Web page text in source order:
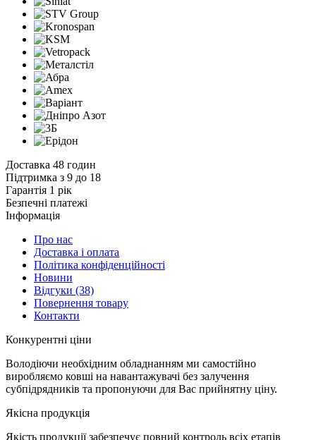
Доставка 48 годин
Підтримка з 9 до 18
Гарантія 1 рік
Безпечні платежі
Інформація
Про нас
Доставка і оплата
Політика конфіденційності
Новини
Відгуки (38)
Повернення товару
Контакти
Конкурентні ціни
Володіючи необхідним обладнанням ми самостійно
виробляємо ковші на навантажувачі без залучення
субпідрядників та пропонуючи для Вас прийнятну ціну.
Якісна продукція
Якість продукції забезпечує повний контроль всіх етапів